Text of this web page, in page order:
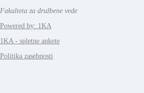
Fakulteta za družbene vede
Powered by: 1KA
1KA - spletne ankete
Politika zasebnosti